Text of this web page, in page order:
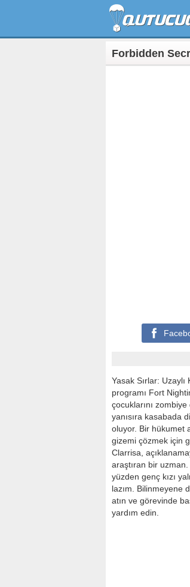
Forbidden
Yasak Sırlar: Uzaylı
programı Fort
çocuklarını
yanısıra kasabada
oluyor. Bir hükumet
gizemi çözmek için
Clarrisa,
araştıran bir
yüzden genç kızı
lazım. Bilinmeyene
atın ve görevinde
yardım edin.